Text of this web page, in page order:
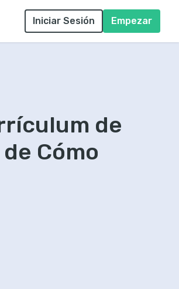
Iniciar Sesión Empezar
de
Cómo